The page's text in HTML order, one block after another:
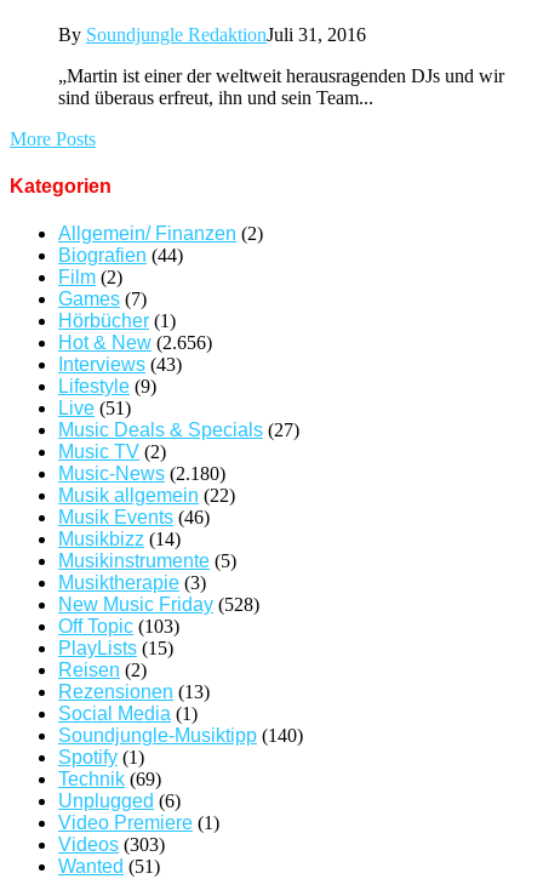
By Soundjungle RedaktionJuli 31, 2016
„Martin ist einer der weltweit herausragenden DJs und wir
sind überaus erfreut, ihn und sein Team...
More Posts
Kategorien
Allgemein/ Finanzen (2)
Biografien (44)
Film (2)
Games (7)
Hörbücher (1)
Hot & New (2.656)
Interviews (43)
Lifestyle (9)
Live (51)
Music Deals & Specials (27)
Music TV (2)
Music-News (2.180)
Musik allgemein (22)
Musik Events (46)
Musikbizz (14)
Musikinstrumente (5)
Musiktherapie (3)
New Music Friday (528)
Off Topic (103)
PlayLists (15)
Reisen (2)
Rezensionen (13)
Social Media (1)
Soundjungle-Musiktipp (140)
Spotify (1)
Technik (69)
Unplugged (6)
Video Premiere (1)
Videos (303)
Wanted (51)